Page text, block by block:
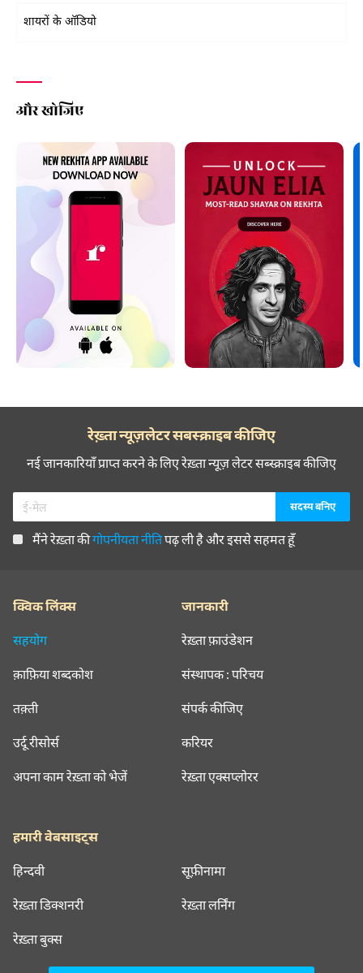
शायरों के ऑडियो
और खोजिए
रेख़्ता न्यूज़लेटर सबस्क्राइब कीजिए
नई जानकारियाँ प्राप्त करने के लिए रेख़्ता न्यूज़ लेटर सब्स्क्राइब कीजिए
मैंने रेख़्ता कीगोपनीयता नीतिपढ़ ली है और इससे सहमत हूँ
क्विक लिंक्स
सहयोग
क़ाफ़िया शब्दकोश
तक़्ती
उर्दू रीसोर्स
अपना काम रेख़्ता को भेजें
जानकारी
रेख़्ता फ़ाउंडेशन
संस्थापक : परिचय
संपर्क कीजिए
करियर
रेख़्ता एक्सप्लोरर
हमारी वेबसाइट्स
हिन्दवी सूफ़ीनामा
रेख़्ता डिक्शनरी रेख़्ता लर्निंग
रेख़्ता बुक्स